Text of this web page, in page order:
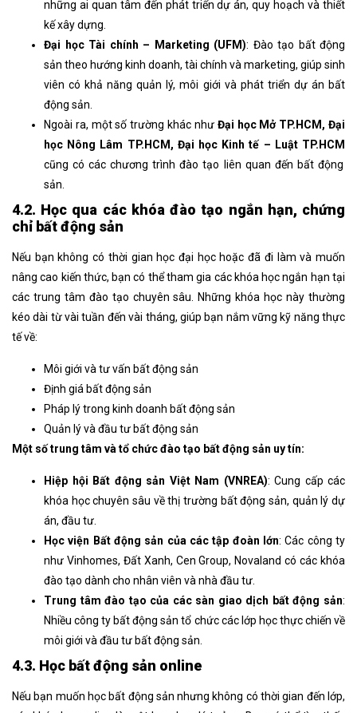
những ai quan tâm đến phát triển dự án, quy hoạch và thiết
kế xây dựng.
Đại học Tài chính – Marketing (UFM): Đào tạo bất động
sản theo hướng kinh doanh, tài chính và marketing, giúp sinh
viên có khả năng quản lý, môi giới và phát triển dự án bất
động sản.
Ngoài ra, một số trường khác như Đại học Mở TP.HCM, Đại
học Nông Lâm TP.HCM, Đại học Kinh tế – Luật TP.HCM
cũng có các chương trình đào tạo liên quan đến bất động
sản.
4.2. Học qua các khóa đào tạo ngắn hạn, chứng
chỉ bất động sản
Nếu bạn không có thời gian học đại học hoặc đã đi làm và muốn
nâng cao kiến thức, bạn có thể tham gia các khóa học ngắn hạn tại
các trung tâm đào tạo chuyên sâu. Những khóa học này thường
kéo dài từ vài tuần đến vài tháng, giúp bạn nắm vững kỹ năng thực
tế về:
Môi giới và tư vấn bất động sản
Định giá bất động sản
Pháp lý trong kinh doanh bất động sản
Quản lý và đầu tư bất động sản
Một số trung tâm và tổ chức đào tạo bất động sản uy tín:
Hiệp hội Bất động sản Việt Nam (VNREA): Cung cấp các
khóa học chuyên sâu về thị trường bất động sản, quản lý dự
án, đầu tư.
Học viện Bất động sản của các tập đoàn lớn: Các công ty
như Vinhomes, Đất Xanh, Cen Group, Novaland có các khóa
đào tạo dành cho nhân viên và nhà đầu tư.
Trung tâm đào tạo của các sàn giao dịch bất động sản:
Nhiều công ty bất động sản tổ chức các lớp học thực chiến về
môi giới và đầu tư bất động sản.
4.3. Học bất động sản online
Nếu bạn muốn học bất động sản nhưng không có thời gian đến lớp,